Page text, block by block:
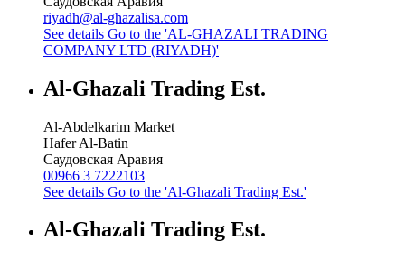
riyadh@al-ghazalisa.com
See details Go to the 'AL-GHAZALI TRADING
COMPANY LTD (RIYADH)'
Al-Ghazali Trading Est.
Al-Abdelkarim Market
Hafer Al-Batin
Саудовская Аравия
00966 3 7222103
See details Go to the 'Al-Ghazali Trading Est.'
Al-Ghazali Trading Est.